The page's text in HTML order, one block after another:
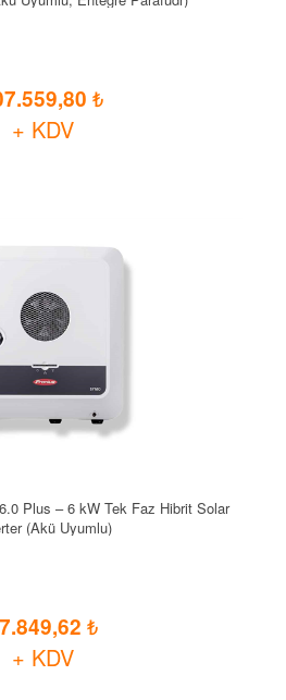
+ KDV
Plus – 6 kW Tek Faz Hibrit Solar
(Akü Uyumlu)
+ KDV